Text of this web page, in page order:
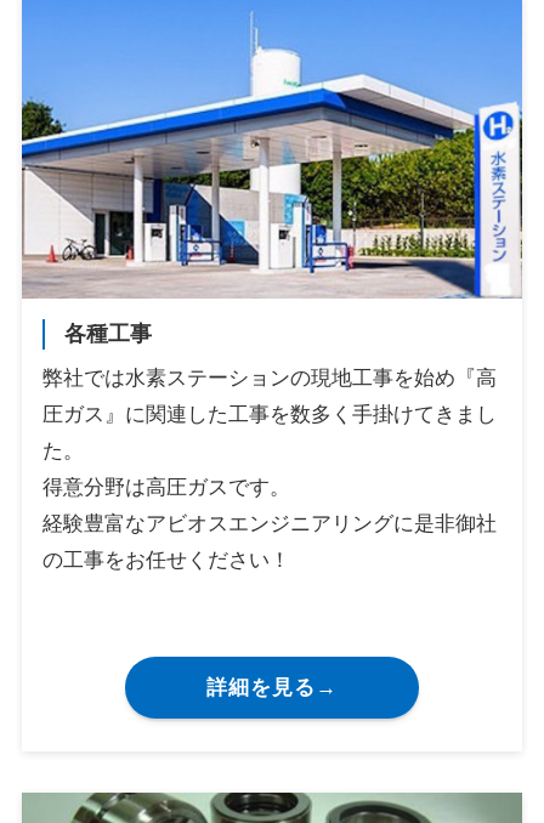
各種工事
弊社では水素ステーションの現地工事を始め『高
圧ガス』に関連した工事を数多く手掛けてきまし
た。
得意分野は高圧ガスです。
経験豊富なアビオスエンジニアリングに是非御社
の工事をお任せください！
詳細を見る→